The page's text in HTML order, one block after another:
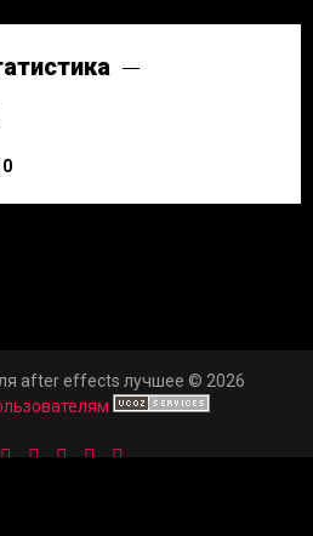
0
after effects лучшее © 2026